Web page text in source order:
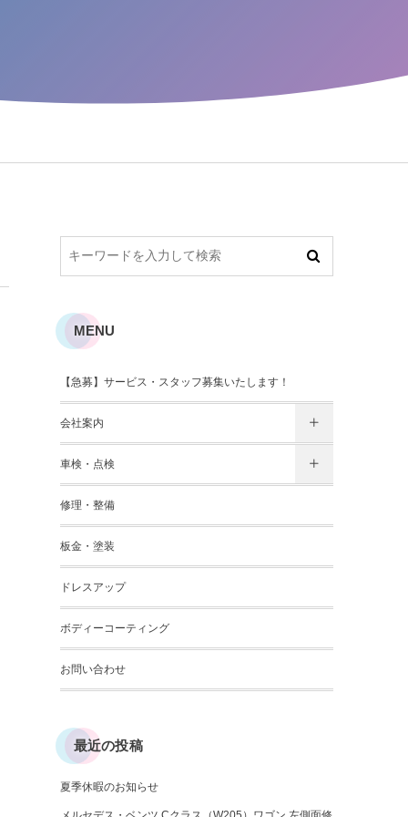
MENU
【急募】サービス・スタッフ募集いたします！
会社案内
車検・点検
修理・整備
板金・塗装
ドレスアップ
ボディーコーティング
お問い合わせ
最近の投稿
夏季休暇のお知らせ